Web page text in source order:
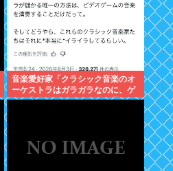
音楽愛好家「クラシック音楽のオ
ーケストラはガラガラなのに、ゲ
ーム音楽のオーケストラは満員…